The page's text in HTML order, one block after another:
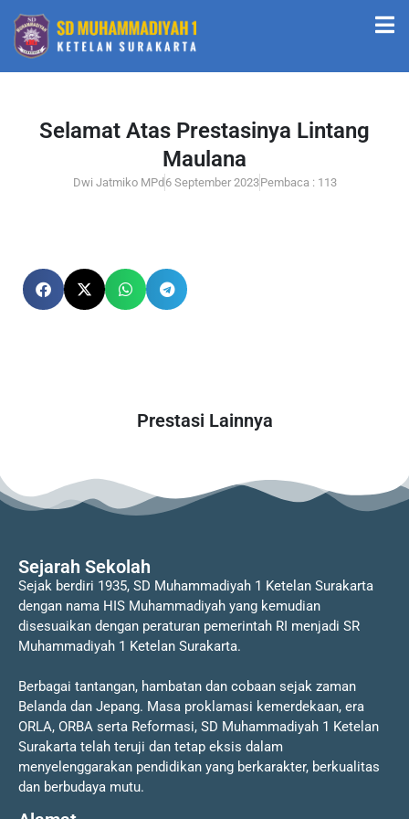
Selamat Atas Prestasinya Lintang
Maulana
Dwi Jatmiko MPd 6 September 2023Pembaca : 113
Prestasi Lainnya
Sejarah Sekolah
Sejak berdiri 1935, SD Muhammadiyah 1 Ketelan Surakarta
dengan nama HIS Muhammadiyah yang kemudian
disesuaikan dengan peraturan pemerintah RI menjadi SR
Muhammadiyah 1 Ketelan Surakarta.
Berbagai tantangan, hambatan dan cobaan sejak zaman
Belanda dan Jepang. Masa proklamasi kemerdekaan, era
ORLA, ORBA serta Reformasi, SD Muhammadiyah 1 Ketelan
Surakarta telah teruji dan tetap eksis dalam
menyelenggarakan pendidikan yang berkarakter, berkualitas
dan berbudaya mutu.